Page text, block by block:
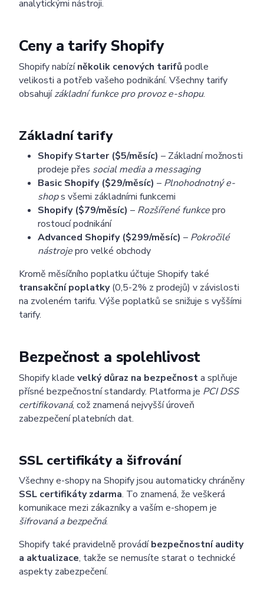
analytickými nástroji.
Ceny a tarify Shopify
Shopify nabízíněkolik cenových tarifůpodle
velikosti a potřeb vašeho podnikání. Všechny tarify
obsahujízákladní funkce pro provoz e-shopu.
Základní tarify
Shopify Starter ($5/měsíc) – Základní možnosti
prodeje přes social media a messaging
Basic Shopify ($29/měsíc) – Plnohodnotný e-
shops všemi základními funkcemi
Shopify ($79/měsíc) – Rozšířené funkcepro
rostoucí podnikání
Advanced Shopify ($299/měsíc) – Pokročilé
nástrojepro velké obchody
Kromě měsíčního poplatku účtuje Shopify také
transakční poplatky(0,5-2% z prodejů) v závislosti
na zvoleném tarifu. Výše poplatků se snižuje s vyššími
tarify.
Bezpečnost a spolehlivost
Shopify klade velký důraz na bezpečnosta splňuje
přísné bezpečnostní standardy. Platforma je PCI DSS
certifikovaná, což znamená nejvyšší úroveň
zabezpečení platebních dat.
SSL certifikáty a šifrování
Všechny e-shopy na Shopify jsou automaticky chráněny
SSL certifikáty zdarma. To znamená, že veškerá
komunikace mezi zákazníky a vaším e-shopem je
šifrovaná a bezpečná.
Shopify také pravidelně provádíbezpečnostní audity
a aktualizace, takže se nemusíte starat o technické
aspekty zabezpečení.
ChatGPT pro webové stránky Články
Powered by chaterimo